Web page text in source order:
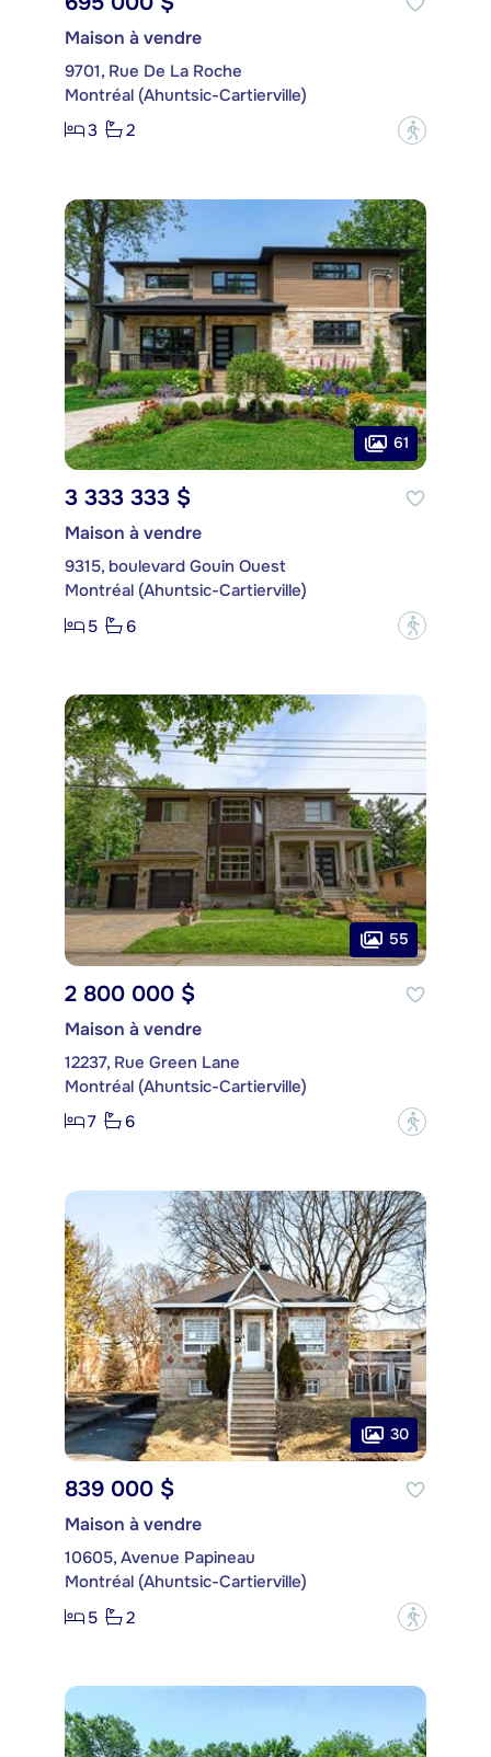
Maison à vendre
9701, Rue De La Roche
Montréal (Ahuntsic-Cartierville)
3
2 ?
61
3 333 333 $
Maison à vendre
9315, boulevard Gouin Ouest
Montréal (Ahuntsic-Cartierville)
5
6 ?
55
2 800 000 $
Maison à vendre
12237, Rue Green Lane
Montréal (Ahuntsic-Cartierville)
7
6 ?
30
839 000 $
Maison à vendre
10605, Avenue Papineau
Montréal (Ahuntsic-Cartierville)
5
2 ?